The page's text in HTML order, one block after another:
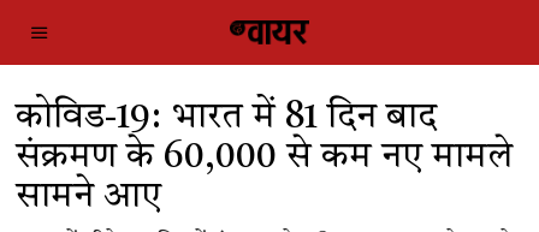
कोविड-19: भारत में 81 दिन बाद
संक्रमण के 60,000 से कम नए मामले
सामने आए